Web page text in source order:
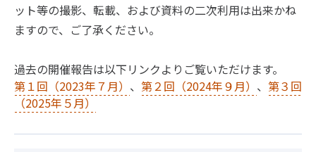
ット等の撮影、転載、および資料の二次利用は出来かね
ますので、ご了承ください。
過去の開催報告は以下リンクよりご覧いただけます。
第１回（2023年７月） 、 第２回（2024年９月） 、 第３回
（2025年５月）